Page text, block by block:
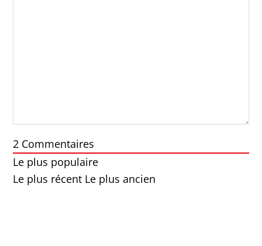
2 Commentaires
Le plus populaire
Le plus récent Le plus ancien